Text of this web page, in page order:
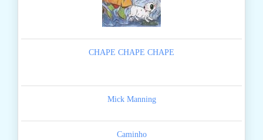
CHAPE CHAPE CHAPE
Mick Manning
Caminho